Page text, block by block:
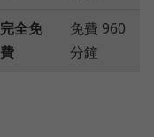
完全免
費
免費 960
分鐘